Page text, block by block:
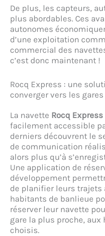
De plus, les capteurs,
plus abordables. Ces
autonomes
d’une exploitation
commercial des
c’est donc maintenant !
Rocq Express : une
converger vers les gares
La navette Rocq Express
facilement accessible
derniers découvrent le
de communication
alors plus qu’à
Une application de
développement
de planifier leurs trajets
habitants de banlieue
réserver leur navette
gare la plus proche, aux
choisis.